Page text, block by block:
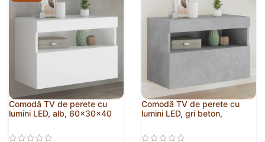
Comodă TV de perete cu
lumini LED, alb, 60x30x40
Comodă TV de perete cu
lumini LED, gri beton,